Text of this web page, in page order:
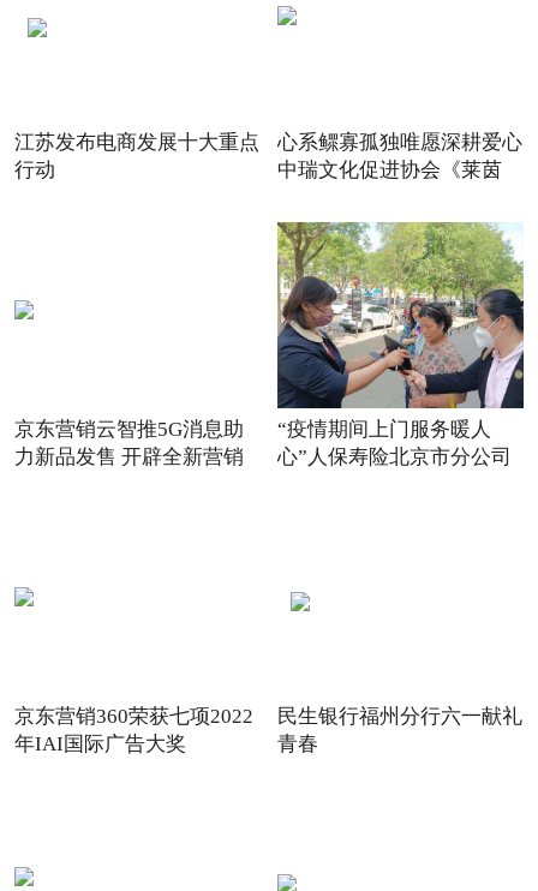
江苏发布电商发展十大重点
行动
心系鳏寡孤独唯愿深耕爱心
中瑞文化促进协会《莱茵
京东营销云智推5G消息助
力新品发售 开辟全新营销
“疫情期间上门服务暖人
心”人保寿险北京市分公司
京东营销360荣获七项2022
年IAI国际广告大奖
民生银行福州分行六一献礼
青春